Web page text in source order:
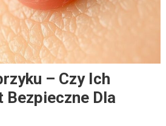
– Czy Ich
Bezpieczne Dla